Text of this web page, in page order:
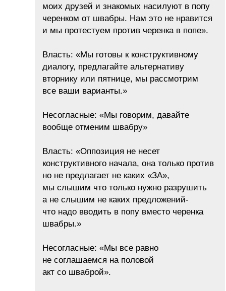
моих друзей и знакомых насилуют в попу
черенком от швабры. Нам это не нравится
и мы протестуем против черенка в попе».
Власть: «Мы готовы к конструктивному
диалогу, предлагайте альтернативу
вторнику или пятнице, мы рассмотрим
все ваши варианты.»
Несогласные: «Мы говорим, давайте
вообще отменим швабру»
Власть: «Оппозиция не несет
конструктивного начала, она только против
но не предлагает не каких «ЗА»,
мы слышим что только нужно разрушить
а не слышим не каких предложений-
что надо вводить в попу вместо черенка
швабры.»
Несогласные: «Мы все равно
не соглашаемся на половой
акт со шваброй».